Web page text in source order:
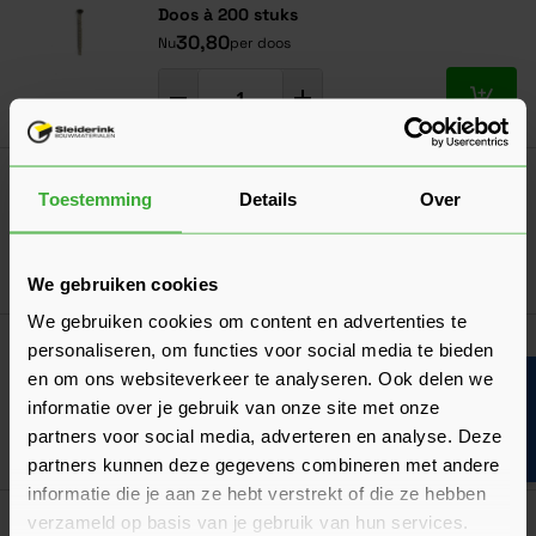
Toestemming Details Over
We gebruiken cookies
We gebruiken cookies om content en advertenties te
personaliseren, om functies voor social media te bieden
en om ons websiteverkeer te analyseren. Ook delen we
informatie over je gebruik van onze site met onze
partners voor social media, adverteren en analyse. Deze
partners kunnen deze gegevens combineren met andere
informatie die je aan ze hebt verstrekt of die ze hebben
verzameld op basis van je gebruik van hun services.
Doos à 200 stuks
Nu30,80per doos
In
per stuk
Dé oplossing bij slecht weer!
Afdekzeil
Verkrijgbaar in 7 afmetingen
Vanaf